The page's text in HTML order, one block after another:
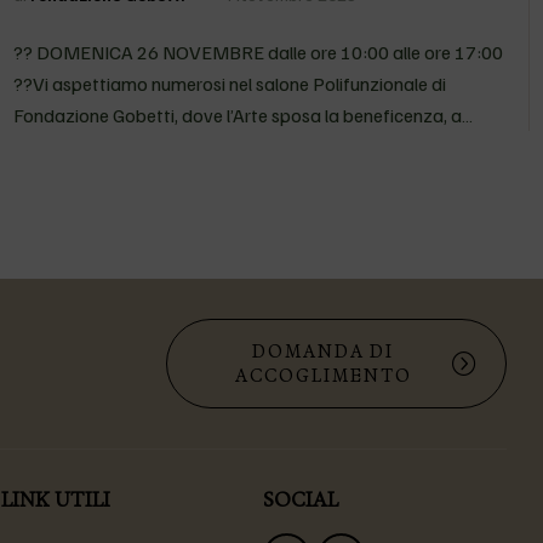
sp…
?? DOMENICA 26 NOVEMBRE dalle ore 10:00 alle ore 17:00
??Vi aspettiamo numerosi nel salone Polifunzionale di
Fondazione Gobetti, dove l’Arte sposa la beneficenza, a
DOMANDA DI
ACCOGLIMENTO
LINK UTILI SOCIAL